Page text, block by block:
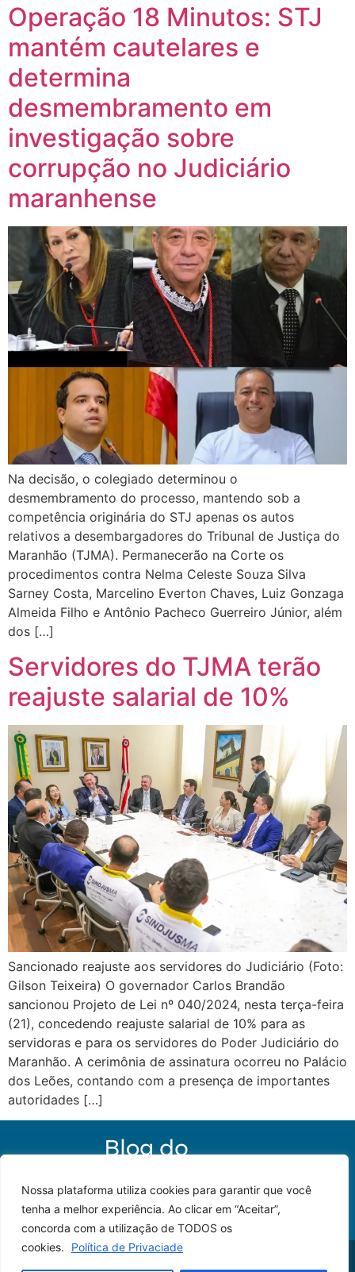
Nossa plataforma utiliza cookies para garantir que você
tenha a melhor experiência. Ao clicar em “Aceitar”,
concorda com a utilização de TODOS os
cookies.
Política de Privaciade
Operação 18 Minutos: STJ
mantém cautelares e
determina
desmembramento em
investigação sobre
corrupção no Judiciário
maranhense
Na decisão, o colegiado determinou o
desmembramento do processo, mantendo sob a
competência originária do STJ apenas os autos
relativos a desembargadores do Tribunal de Justiça do
Maranhão (TJMA). Permanecerão na Corte os
procedimentos contra Nelma Celeste Souza Silva
Sarney Costa, Marcelino Everton Chaves, Luiz Gonzaga
Almeida Filho e Antônio Pacheco Guerreiro Júnior, além
dos […]
Servidores do TJMA terão
reajuste salarial de 10%
Sancionado reajuste aos servidores do Judiciário (Foto:
Gilson Teixeira) O governador Carlos Brandão
sancionou Projeto de Lei nº 040/2024, nesta terça-feira
(21), concedendo reajuste salarial de 10% para as
servidoras e para os servidores do Poder Judiciário do
Maranhão. A cerimônia de assinatura ocorreu no Palácio
dos Leões, contando com a presença de importantes
autoridades […]
Desenvolvido por: